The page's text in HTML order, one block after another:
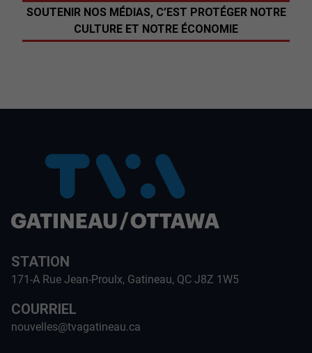
SOUTENIR NOS MÉDIAS, C’EST PROTÉGER NOTRE
CULTURE ET NOTRE ÉCONOMIE
STATION
171-A Rue Jean-Proulx, Gatineau, QC J8Z 1W5
COURRIEL
nouvelles@tvagatineau.ca